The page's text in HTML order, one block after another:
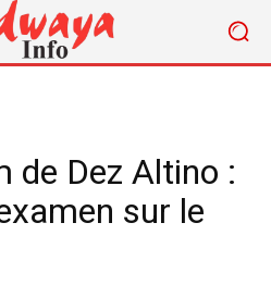
de Dez Altino :
sur le